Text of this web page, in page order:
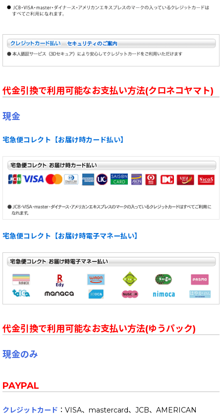
代金引換で利用可能なお支払い方法(クロネコヤマト)
現金
宅急便コレクト【お届け時カード払い】
宅急便コレクト【お届け時電子マネー払い】
代金引換で利用可能なお支払い方法(ゆうパック)
現金のみ
PAYPAL
クレジットカード ：VISA、mastercard、JCB、AMERICAN